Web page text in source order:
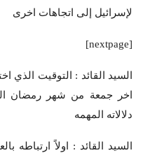
لإسرائيل إلى اتجاهات اخرى
[nextpage]
السيد القائد : التوقيت الذي
اخر جمعة من شهر رمضان
دلالاته المهمه
السيد القائد : اولاً ارتباطه